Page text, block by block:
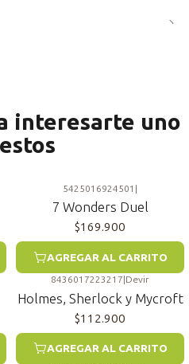
interesarte uno
5425016924501 |
7 Wonders Duel
$169.900
AGREGAR AL CARRITO
8436017223217 Devir
Holmes, Sherlock y Mycroft
$112.900
AGREGAR AL CARRITO